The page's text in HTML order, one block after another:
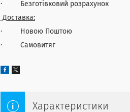
· Безготівковий розрахунок
Доставка:
· Новою Поштою
· Самовитяг
Характеристики